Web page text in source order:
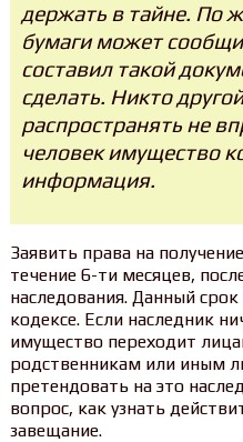
держать в тайне. По
бумаги может
составил такой
сделать. Никто
распространять не
человек имущество
информация.
Заявить права на
течение 6-ти месяцев,
наследования. Данный
кодексе. Если наследник
имущество переходит
родственникам или иным
претендовать на это
вопрос, как узнать
завещание.